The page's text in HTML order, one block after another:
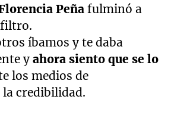
Peña fulminó a
filtro.
íbamos y te daba
y ahora siento que se lo
los medios de
credibilidad.